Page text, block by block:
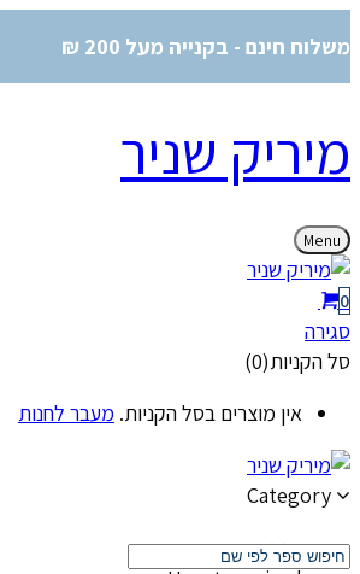
משלוח חינם - בקנייה מעל 200 ₪
מיריק שניר
Menu
0
סגירה
סל הקניות(0)
אין מוצרים בסל הקניות. מעבר לחנות
Category
קטגוריות